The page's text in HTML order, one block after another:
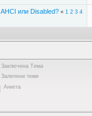
или Disabled? « 1 2 3 4
Заключена Тема
Залепени теми
Анкета